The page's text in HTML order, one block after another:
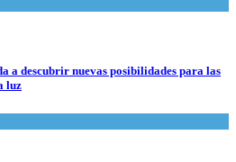
a descubrir nuevas posibilidades para las
luz